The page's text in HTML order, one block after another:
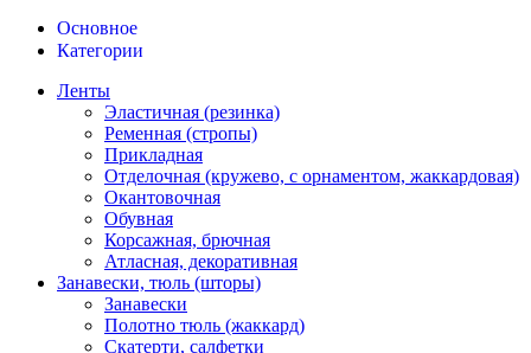
Основное
Категории
Ленты
Эластичная (резинка)
Ременная (стропы)
Прикладная
Отделочная (кружево, с орнаментом, жаккардовая)
Окантовочная
Обувная
Корсажная, брючная
Атласная, декоративная
Занавески, тюль (шторы)
Занавески
Полотно тюль (жаккард)
Скатерти, салфетки